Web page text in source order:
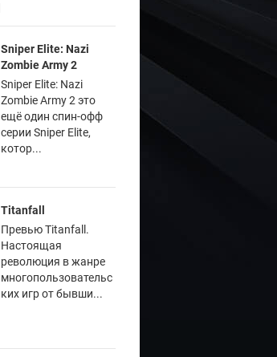
Sniper Elite: Nazi
Zombie Army 2
Sniper Elite: Nazi
Zombie Army 2 это
ещё один спин-офф
серии Sniper Elite,
котор...
Titanfall
Превью Titanfall.
Настоящая
революция в жанре
многопользовательс
ких игр от бывши...